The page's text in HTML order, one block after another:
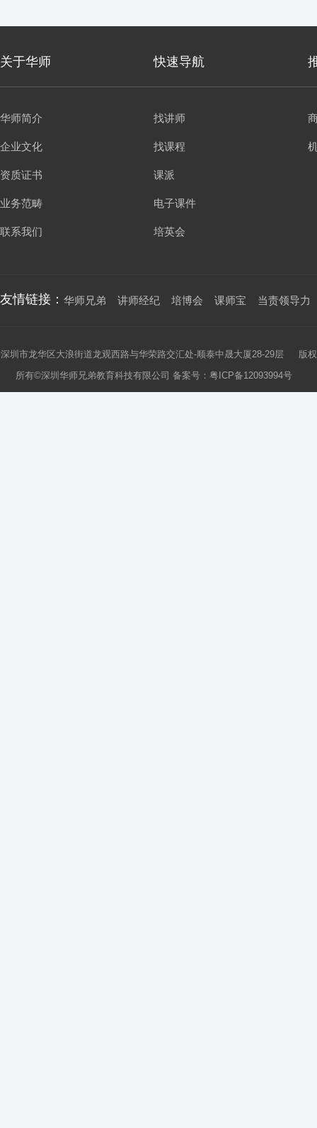
关于华师 快速导航
华师简介
企业文化
资质证书
业务范畴
联系我们
找讲师
找课程
课派
电子课件
培英会
友情链接： 华师兄弟 讲师经纪 培博会 课师宝 当责领导力
深圳市龙华区大浪街道龙观西路与华荣路交汇处-顺泰中晟大厦28-29层 版权
所有©深圳华师兄弟教育科技有限公司 备案号： 粤ICP备12093994号